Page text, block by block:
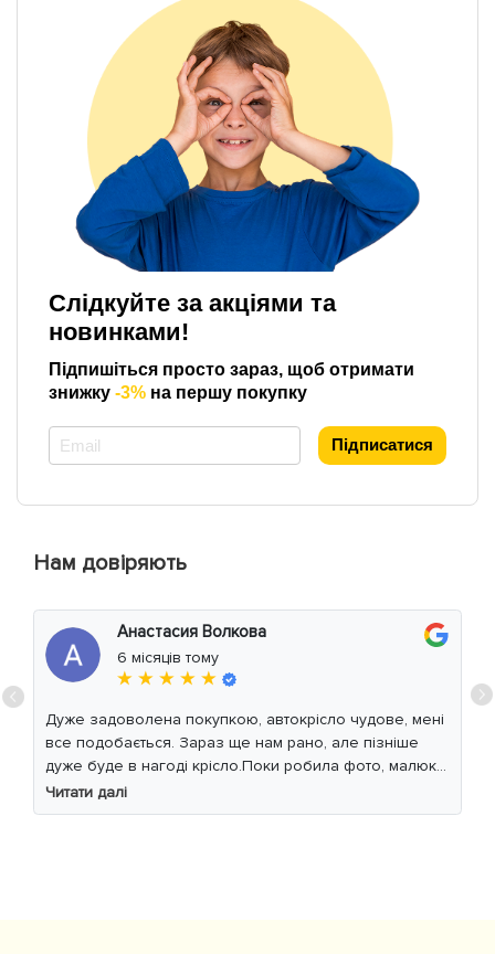
Слідкуйте за акціями та
новинками!
Підпишіться просто зараз, щоб отримати
знижку -3% на першу покупку
Підписатися
Нам довіряють
Анастасия Волкова
6 місяців тому
★ ★ ★ ★ ★
Дуже задоволена покупкою, автокрісло чудове, мені
все подобається. Зараз ще нам рано, але пізніше
дуже буде в нагоді крісло.Поки робила фото, малюк
уважно читав інструкцію 😁
Читати далі